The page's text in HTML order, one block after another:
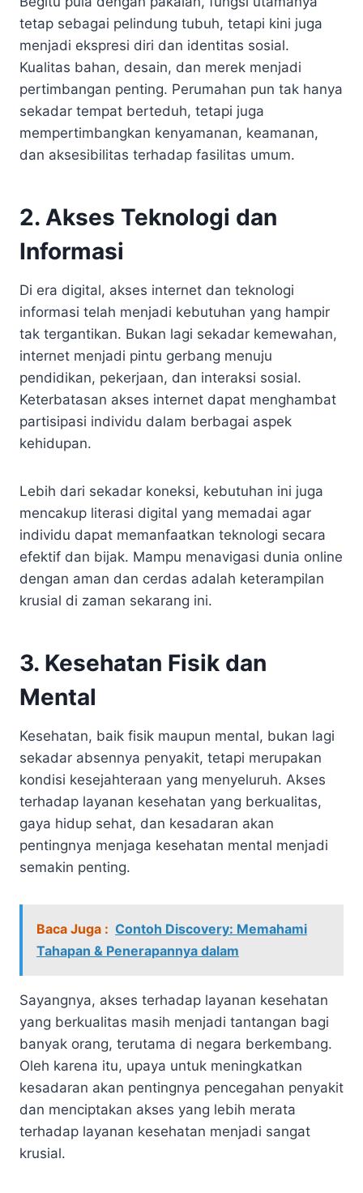
tetap sebagai pelindung tubuh, tetapi kini juga
menjadi ekspresi diri dan identitas sosial.
Kualitas bahan, desain, dan merek menjadi
pertimbangan penting. Perumahan pun tak hanya
sekadar tempat berteduh, tetapi juga
mempertimbangkan kenyamanan, keamanan,
dan aksesibilitas terhadap fasilitas umum.
2. Akses Teknologi dan
Informasi
Di era digital, akses internet dan teknologi
informasi telah menjadi kebutuhan yang hampir
tak tergantikan. Bukan lagi sekadar kemewahan,
internet menjadi pintu gerbang menuju
pendidikan, pekerjaan, dan interaksi sosial.
Keterbatasan akses internet dapat menghambat
partisipasi individu dalam berbagai aspek
kehidupan.
Lebih dari sekadar koneksi, kebutuhan ini juga
mencakup literasi digital yang memadai agar
individu dapat memanfaatkan teknologi secara
efektif dan bijak. Mampu menavigasi dunia online
dengan aman dan cerdas adalah keterampilan
krusial di zaman sekarang ini.
3. Kesehatan Fisik dan
Mental
Kesehatan, baik fisik maupun mental, bukan lagi
sekadar absennya penyakit, tetapi merupakan
kondisi kesejahteraan yang menyeluruh. Akses
terhadap layanan kesehatan yang berkualitas,
gaya hidup sehat, dan kesadaran akan
pentingnya menjaga kesehatan mental menjadi
semakin penting.
Baca Juga : Contoh Discovery: Memahami
Tahapan & Penerapannya dalam
Sayangnya, akses terhadap layanan kesehatan
yang berkualitas masih menjadi tantangan bagi
banyak orang, terutama di negara berkembang.
Oleh karena itu, upaya untuk meningkatkan
kesadaran akan pentingnya pencegahan penyakit
dan menciptakan akses yang lebih merata
terhadap layanan kesehatan menjadi sangat
krusial.